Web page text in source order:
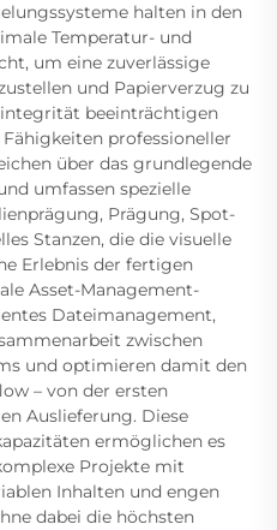
halten in den
Temperatur- und
um eine zuverlässige
und Papierverzug zu
beeinträchtigen
professioneller
über das grundlegende
umfassen spezielle
Prägung, Spot-
Stanzen, die die visuelle
Erlebnis der fertigen
Asset-Management-
Dateimanagement,
zwischen
und optimieren damit den
– von der ersten
Auslieferung. Diese
ermöglichen es
Projekte mit
Inhalten und engen
dabei die höchsten